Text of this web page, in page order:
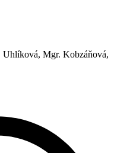
Uhlíková, Mgr. Kobzáňová,